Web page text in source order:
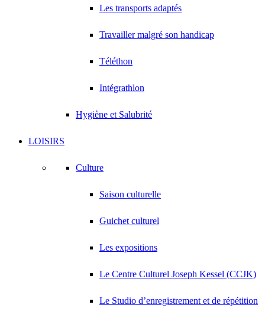
Les transports adaptés
Travailler malgré son handicap
Téléthon
Intégrathlon
Hygiène et Salubrité
LOISIRS
Culture
Saison culturelle
Guichet culturel
Les expositions
Le Centre Culturel Joseph Kessel (CCJK)
Le Studio d’enregistrement et de répétition